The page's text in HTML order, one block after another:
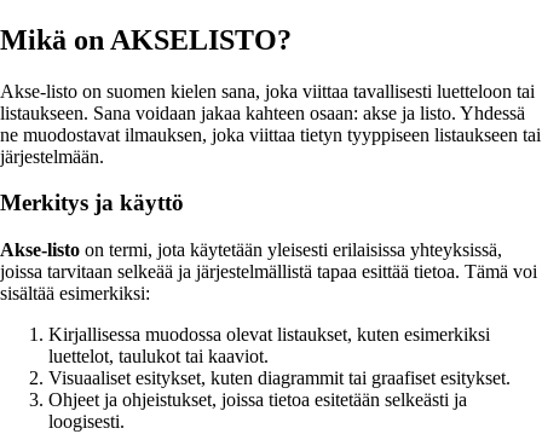
Mikä on AKSELISTO?
Akse-listo on suomen kielen sana, joka viittaa tavallisesti luetteloon tai
listaukseen. Sana voidaan jakaa kahteen osaan: akse ja listo. Yhdessä
ne muodostavat ilmauksen, joka viittaa tietyn tyyppiseen listaukseen tai
järjestelmään.
Merkitys ja käyttö
Akse-listo on termi, jota käytetään yleisesti erilaisissa yhteyksissä,
joissa tarvitaan selkeää ja järjestelmällistä tapaa esittää tietoa. Tämä voi
sisältää esimerkiksi:
Kirjallisessa muodossa olevat listaukset, kuten esimerkiksi
luettelot, taulukot tai kaaviot.
Visuaaliset esitykset, kuten diagrammit tai graafiset esitykset.
Ohjeet ja ohjeistukset, joissa tietoa esitetään selkeästi ja
loogisesti.